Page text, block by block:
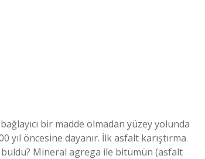
bir madde olmadan yüzey yolunda
yıl öncesine dayanır. İlk asfalt karıştırma
buldu? Mineral agrega ile bitümün (asfalt